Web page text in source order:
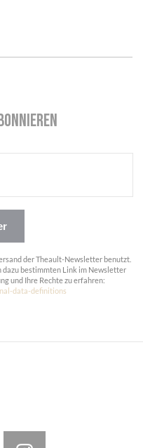
der Theault-Newsletter benutzt.
dazu bestimmten Link im Newsletter
und Ihre Rechte zu erfahren:
data-definitions